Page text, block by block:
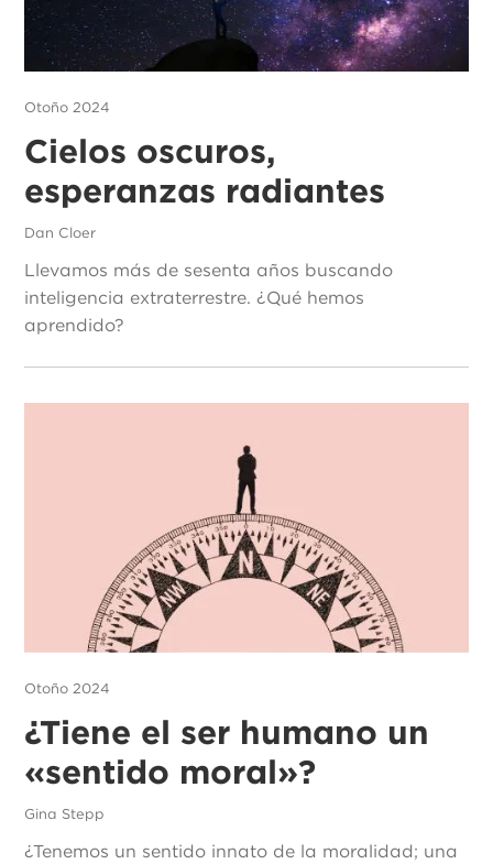
Otoño 2024
Cielos oscuros,
esperanzas radiantes
Dan Cloer
Llevamos más de sesenta años buscando
inteligencia extraterrestre. ¿Qué hemos
aprendido?
Otoño 2024
¿Tiene el ser humano un
«sentido moral»?
Gina Stepp
¿Tenemos un sentido innato de la moralidad; una